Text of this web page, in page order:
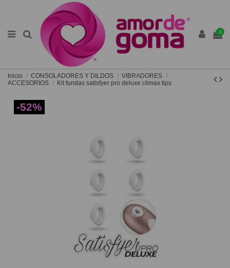
0
Inicio CONSOLADORES Y DILDOS
VIBRADORES
ACCESORIOS
Kit fundas satisfyer pro deluxe climax tips
-52%